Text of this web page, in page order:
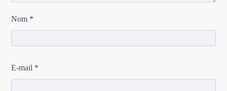
Nom *
E-mail *